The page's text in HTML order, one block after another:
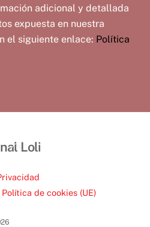
adicional y detallada
expuesta en nuestra
el siguiente enlace: Política
Back
Top
Loli
Política de cookies (UE)